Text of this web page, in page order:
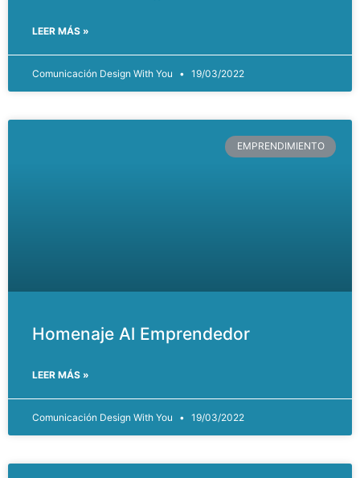
LEER MÁS »
Comunicación Design With You 19/03/2022
EMPRENDIMIENTO
Homenaje Al Emprendedor
LEER MÁS »
Comunicación Design With You 19/03/2022